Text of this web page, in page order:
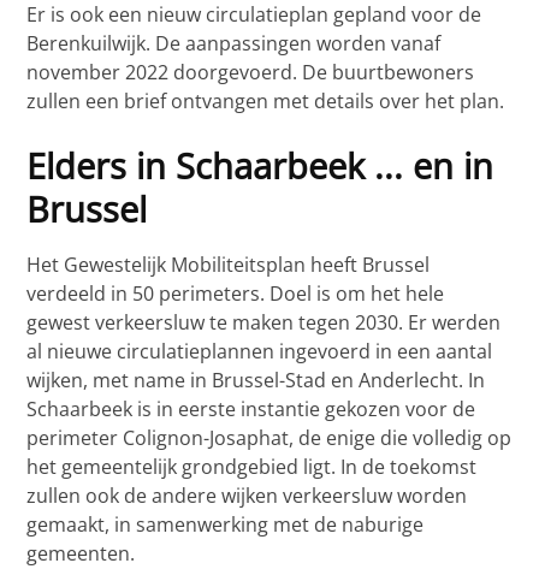
Er is ook een nieuw circulatieplan gepland voor de
Berenkuilwijk. De aanpassingen worden vanaf
november 2022 doorgevoerd. De buurtbewoners
zullen een brief ontvangen met details over het plan.
Elders in Schaarbeek ... en in
Brussel
Het Gewestelijk Mobiliteitsplan heeft Brussel
verdeeld in 50 perimeters. Doel is om het hele
gewest verkeersluw te maken tegen 2030. Er werden
al nieuwe circulatieplannen ingevoerd in een aantal
wijken, met name in Brussel-Stad en Anderlecht. In
Schaarbeek is in eerste instantie gekozen voor de
perimeter Colignon-Josaphat, de enige die volledig op
het gemeentelijk grondgebied ligt. In de toekomst
zullen ook de andere wijken verkeersluw worden
gemaakt, in samenwerking met de naburige
gemeenten.